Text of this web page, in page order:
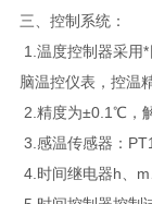
三、控制系统：
1.温度控制器采用
脑温控仪表，控温
2.精度为±0.1℃，
3.感温传感器：
4.时间继电器h、m